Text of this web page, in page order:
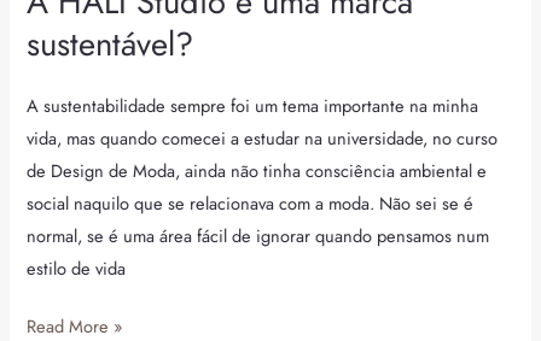
sustentável?
A sustentabilidade sempre foi um tema importante na minha
vida, mas quando comecei a estudar na universidade, no curso
de Design de Moda, ainda não tinha consciência ambiental e
social naquilo que se relacionava com a moda. Não sei se é
normal, se é uma área fácil de ignorar quando pensamos num
estilo de vida
Studio
é
uma
marca
sustentável?
Read More »